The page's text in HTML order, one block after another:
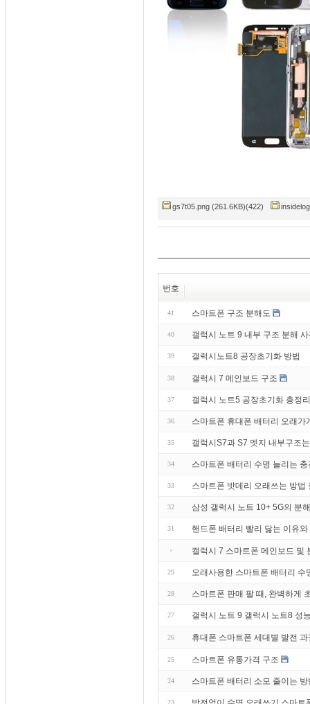
gs7t05.png (261.6KB)(422)
번호
41 스마트폰 구조 분해도
40 갤럭시 노트 9 내부 구조 분해
39 갤럭시노트8 공장초기화 방법
38 갤럭시 7 메인보드 구조
37 갤럭시 노트5 공장초기화 총정
36 스마트폰 휴대폰 배터리 오래가
35 갤럭시S7과 S7 엣지 내부구조
34 스마트폰 배터리 수명 늘리는
33 스마트폰 밧데리 오래쓰는 방법
32 삼성 갤럭시 노트 10+ 5G의 분
31 핸드폰 배터리 빨리 닳는 이유
캘럭시 7 스마트폰 메인보드 및
29 오래사용한 스마트폰 배터리 수
28 스마트폰 판매 팔 때, 완벽하게
27 갤럭시 노트 9 갤럭시 노트8 성
26 휴대폰 스마트폰 세대별 발전 과
25 스마트폰 유통가격 구조
24 스마트폰 배터리 소모 줄이는
23